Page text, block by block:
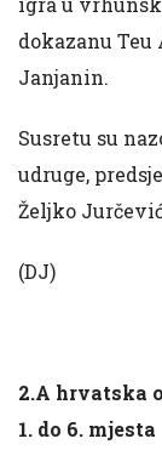
dokazanu
Janjanin.
Susretu su
udruge,
Željko
(DJ)
2.A hrvatska
1. do 6. mjesta